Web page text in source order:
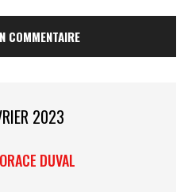
2023
DUVAL